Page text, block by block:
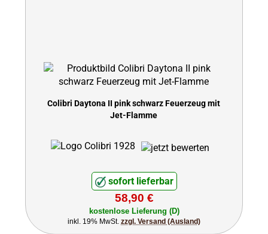
Colibri Daytona II pink schwarz Feuerzeug mit
Jet-Flamme
sofort lieferbar
58,90 €
kostenlose Lieferung (D)
inkl. 19% MwSt. zzgl. Versand (Ausland)